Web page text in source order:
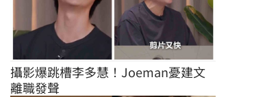
攝影爆跳槽李多慧！Joeman憂建文
離職發聲